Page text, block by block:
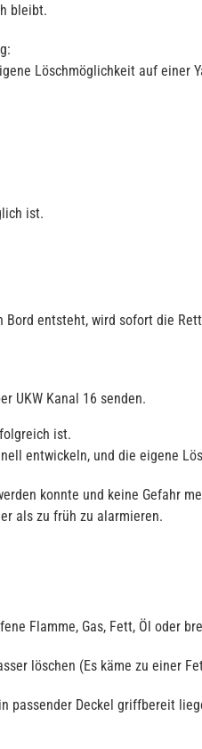
bleibt.
Löschmöglichkeit auf einer
ist.
Bord entsteht, wird sofort die
UKW Kanal 16 senden.
ist.
entwickeln, und die eigene
konnte und keine Gefahr
als zu früh zu alarmieren.
Flamme, Gas, Fett, Öl oder
löschen (Es käme zu einer
passender Deckel griffbereit